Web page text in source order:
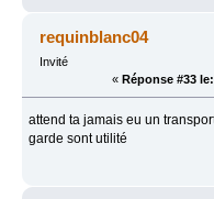
requinblanc04
Invité
« Réponse #33 le:
attend ta jamais eu un
garde sont utilité